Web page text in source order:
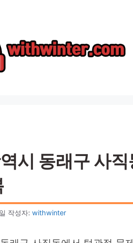
시 동래구 사
작성자: withwinter